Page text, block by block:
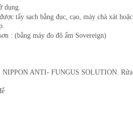
dụng.
tẩy sạch bằng đục, cạo, máy chà xát hoặc
: (bằng máy đo độ ẩm Sovereign)
NIPPON ANTI- FUNGUS SOLUTION. Rửa